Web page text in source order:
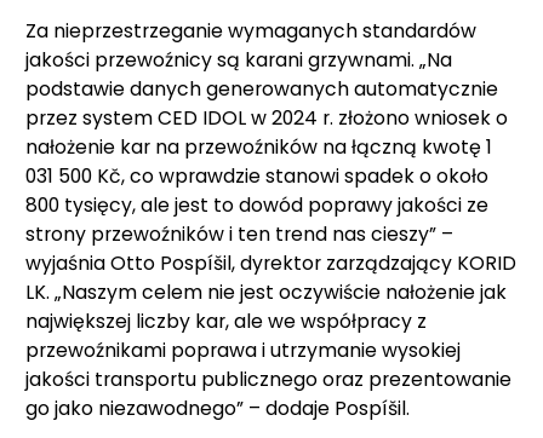
Za nieprzestrzeganie wymaganych standardów
jakości przewoźnicy są karani grzywnami. „Na
podstawie danych generowanych automatycznie
przez system CED IDOL w 2024 r. złożono wniosek o
nałożenie kar na przewoźników na łączną kwotę 1
031 500 Kč, co wprawdzie stanowi spadek o około
800 tysięcy, ale jest to dowód poprawy jakości ze
strony przewoźników i ten trend nas cieszy” –
wyjaśnia Otto Pospíšil, dyrektor zarządzający KORID
LK. „Naszym celem nie jest oczywiście nałożenie jak
największej liczby kar, ale we współpracy z
przewoźnikami poprawa i utrzymanie wysokiej
jakości transportu publicznego oraz prezentowanie
go jako niezawodnego” – dodaje Pospíšil.